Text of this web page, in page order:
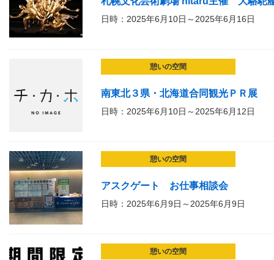
日時：2025年6月10日～2025年6月16日
憩いの空間
南東北３県・北海道合同観光ＰＲ展
日時：2025年6月10日～2025年6月12日
憩いの空間
アスクゲート お仕事相談会
日時：2025年6月9日～2025年6月9日
憩いの空間